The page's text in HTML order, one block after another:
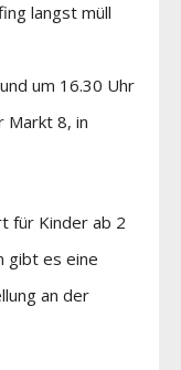
langst müll
um 16.30 Uhr
Markt 8, in
für Kinder ab 2
gibt es eine
an der